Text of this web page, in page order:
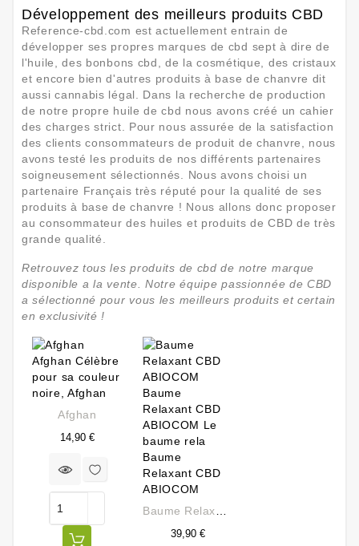
Développement des meilleurs produits CBD
Reference-cbd.com est actuellement entrain de
développer ses propres marques de cbd sept à dire de
l'huile, des bonbons cbd, de la cosmétique, des cristaux
et encore bien d'autres produits à base de chanvre dit
aussi cannabis légal. Dans la recherche de production
de notre propre huile de cbd nous avons créé un cahier
des charges strict. Pour nous assurée de la satisfaction
des clients consommateurs de produit de chanvre, nous
avons testé les produits de nos différents partenaires
soigneusement sélectionnés. Nous avons choisi un
partenaire Français très réputé pour la qualité de ses
produits à base de chanvre ! Nous allons donc proposer
au consommateur des huiles et produits de CBD de très
grande qualité.
Retrouvez tous les produits de cbd de notre marque
disponible a la vente. Notre équipe passionnée de CBD
a sélectionné pour vous les meilleurs produits et certain
en exclusivité !
Afghan
14,90 €Prix
39,90 €